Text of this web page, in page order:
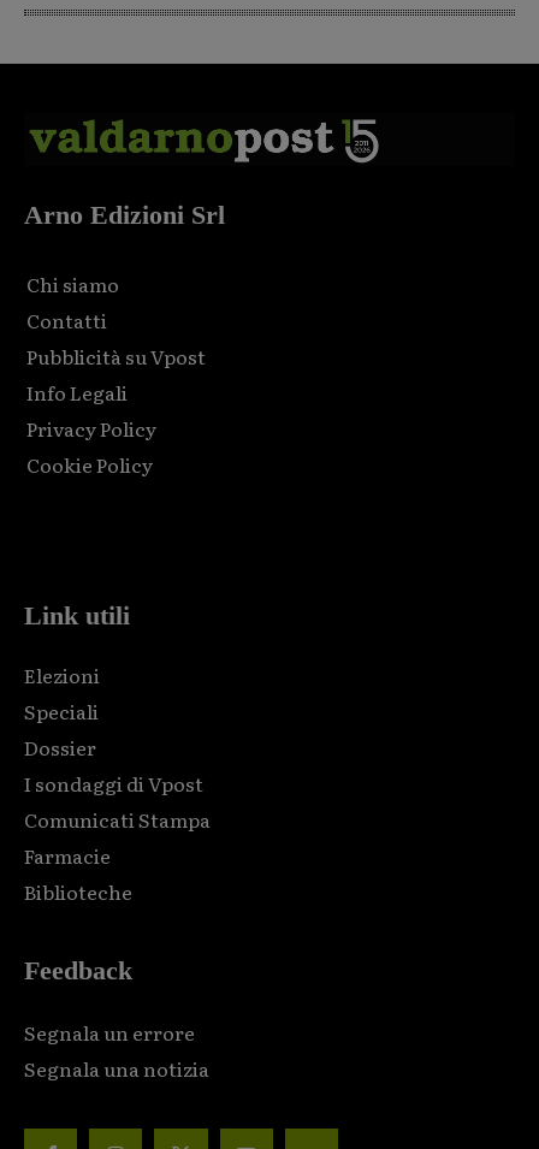
Arno Edizioni Srl
Chi siamo
Contatti
Pubblicità su Vpost
Info Legali
Privacy Policy
Cookie Policy
Link utili
Elezioni
Speciali
Dossier
I sondaggi di Vpost
Comunicati Stampa
Farmacie
Biblioteche
Feedback
Segnala un errore
Segnala una notizia